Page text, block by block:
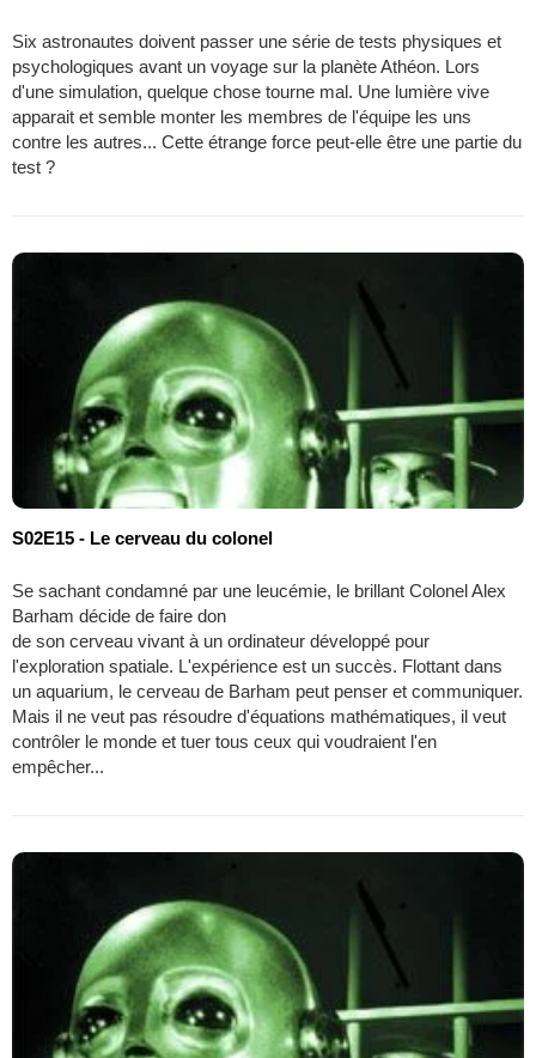
Six astronautes doivent passer une série de tests physiques et
psychologiques avant un voyage sur la planète Athéon. Lors
d'une simulation, quelque chose tourne mal. Une lumière vive
apparait et semble monter les membres de l'équipe les uns
contre les autres... Cette étrange force peut-elle être une partie du
test ?
S02E15 - Le cerveau du colonel
Se sachant condamné par une leucémie, le brillant Colonel Alex
Barham décide de faire don
de son cerveau vivant à un ordinateur développé pour
l'exploration spatiale. L'expérience est un succès. Flottant dans
un aquarium, le cerveau de Barham peut penser et communiquer.
Mais il ne veut pas résoudre d'équations mathématiques, il veut
contrôler le monde et tuer tous ceux qui voudraient l'en
empêcher...